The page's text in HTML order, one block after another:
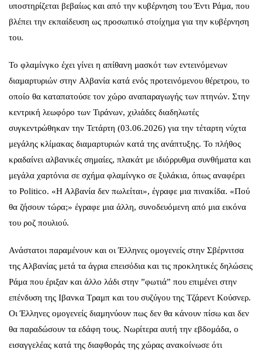
υποστηρίζεται βεβαίως και από την κυβέρνηση του Έντι Ράμα, που
βλέπει την εκπαίδευση ως προσωπικό στοίχημα για την κυβέρνηση
του.
Το φλαμίνγκο έχει γίνει η απίθανη μασκότ των εντεινόμενων
διαμαρτυριών στην Αλβανία κατά ενός προτεινόμενου θέρετρου, το
οποίο θα καταπατούσε τον χώρο αναπαραγωγής των πτηνών. Στην
κεντρική λεωφόρο των Τιράνων, χιλιάδες διαδηλωτές
συγκεντρώθηκαν την Τετάρτη (03.06.2026) για την τέταρτη νύχτα
μεγάλης κλίμακας διαμαρτυριών κατά της ανάπτυξης. Το πλήθος
κραδαίνει αλβανικές σημαίες, πλακάτ με ιδιόρρυθμα συνθήματα και
μεγάλα χαρτόνια σε σχήμα φλαμίνγκο σε ξυλάκια, όπως αναφέρει
το Politico. «Η Αλβανία δεν πωλείται», έγραφε μια πινακίδα. «Πού
θα ζήσουν τώρα;» έγραφε μια άλλη, συνοδευόμενη από μια εικόνα
του ροζ πουλιού.
Ανάστατοι παραμένουν και οι Έλληνες ομογενείς στην Σβέρνιτσα
της Αλβανίας μετά τα άγρια επεισόδια και τις προκλητικές δηλώσεις
Ράμα που έριξαν και άλλο λάδι στην ”φωτιά” που επιμένει στην
επένδυση της Ιβανκα Τραμπ και του συζύγου της Τζάρεντ Κούσνερ.
Οι Έλληνες ομογενείς διαμηνύουν πως δεν θα κάνουν πίσω και δεν
θα παραδώσουν τα εδάφη τους. Νωρίτερα αυτή την εβδομάδα, ο
εισαγγελέας κατά της διαφθοράς της χώρας ανακοίνωσε ότι